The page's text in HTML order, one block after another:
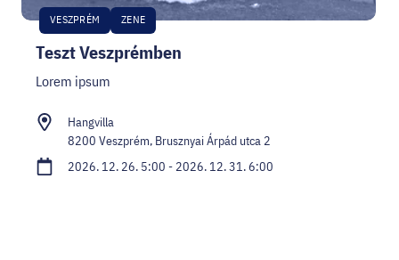
Teszt Veszprémben
VESZPRÉM ZENE
Lorem ipsum
Hangvilla
8200 Veszprém, Brusznyai Árpád utca 2
2026. 12. 26. 5:00 - 2026. 12. 31. 6:00